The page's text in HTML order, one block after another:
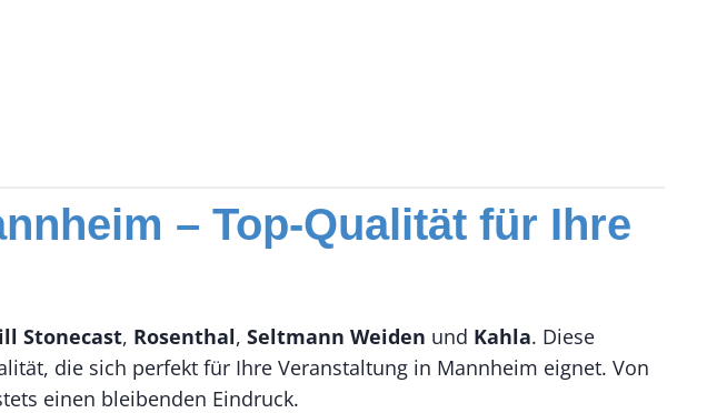
– Top-Qualität für Ihre
Stonecast, Rosenthal, Seltmann Weiden und Kahla. Diese
die sich perfekt für Ihre Veranstaltung in Mannheim eignet. Von
einen bleibenden Eindruck.